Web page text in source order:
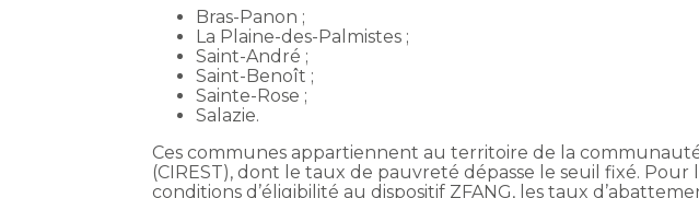
Bras-Panon ;
La Plaine-des-Palmistes ;
Saint-André ;
Saint-Benoît ;
Sainte-Rose ;
Salazie.
Ces communes appartiennent au territoire de la
(CIREST), dont le taux de pauvreté dépasse le seuil fixé. Pour
conditions d’éligibilité au dispositif ZFANG, les taux